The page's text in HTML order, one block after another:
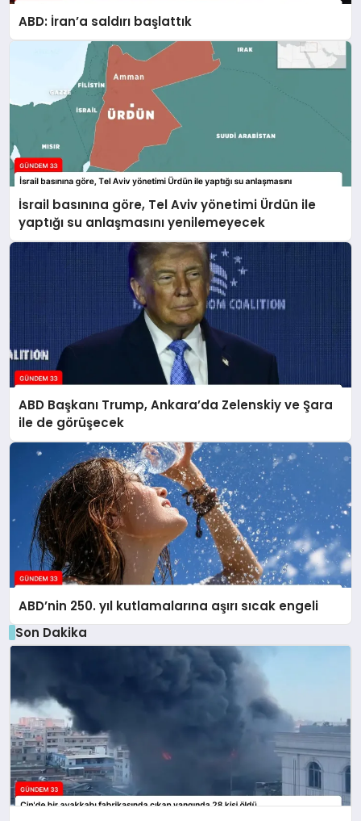
ABD: İran’a saldırı başlattık
İsrail basınına göre, Tel Aviv yönetimi Ürdün ile
yaptığı su anlaşmasını yenilemeyecek
ABD Başkanı Trump, Ankara’da Zelenskiy ve Şara
ile de görüşecek
ABD’nin 250. yıl kutlamalarına aşırı sıcak engeli
Son Dakika